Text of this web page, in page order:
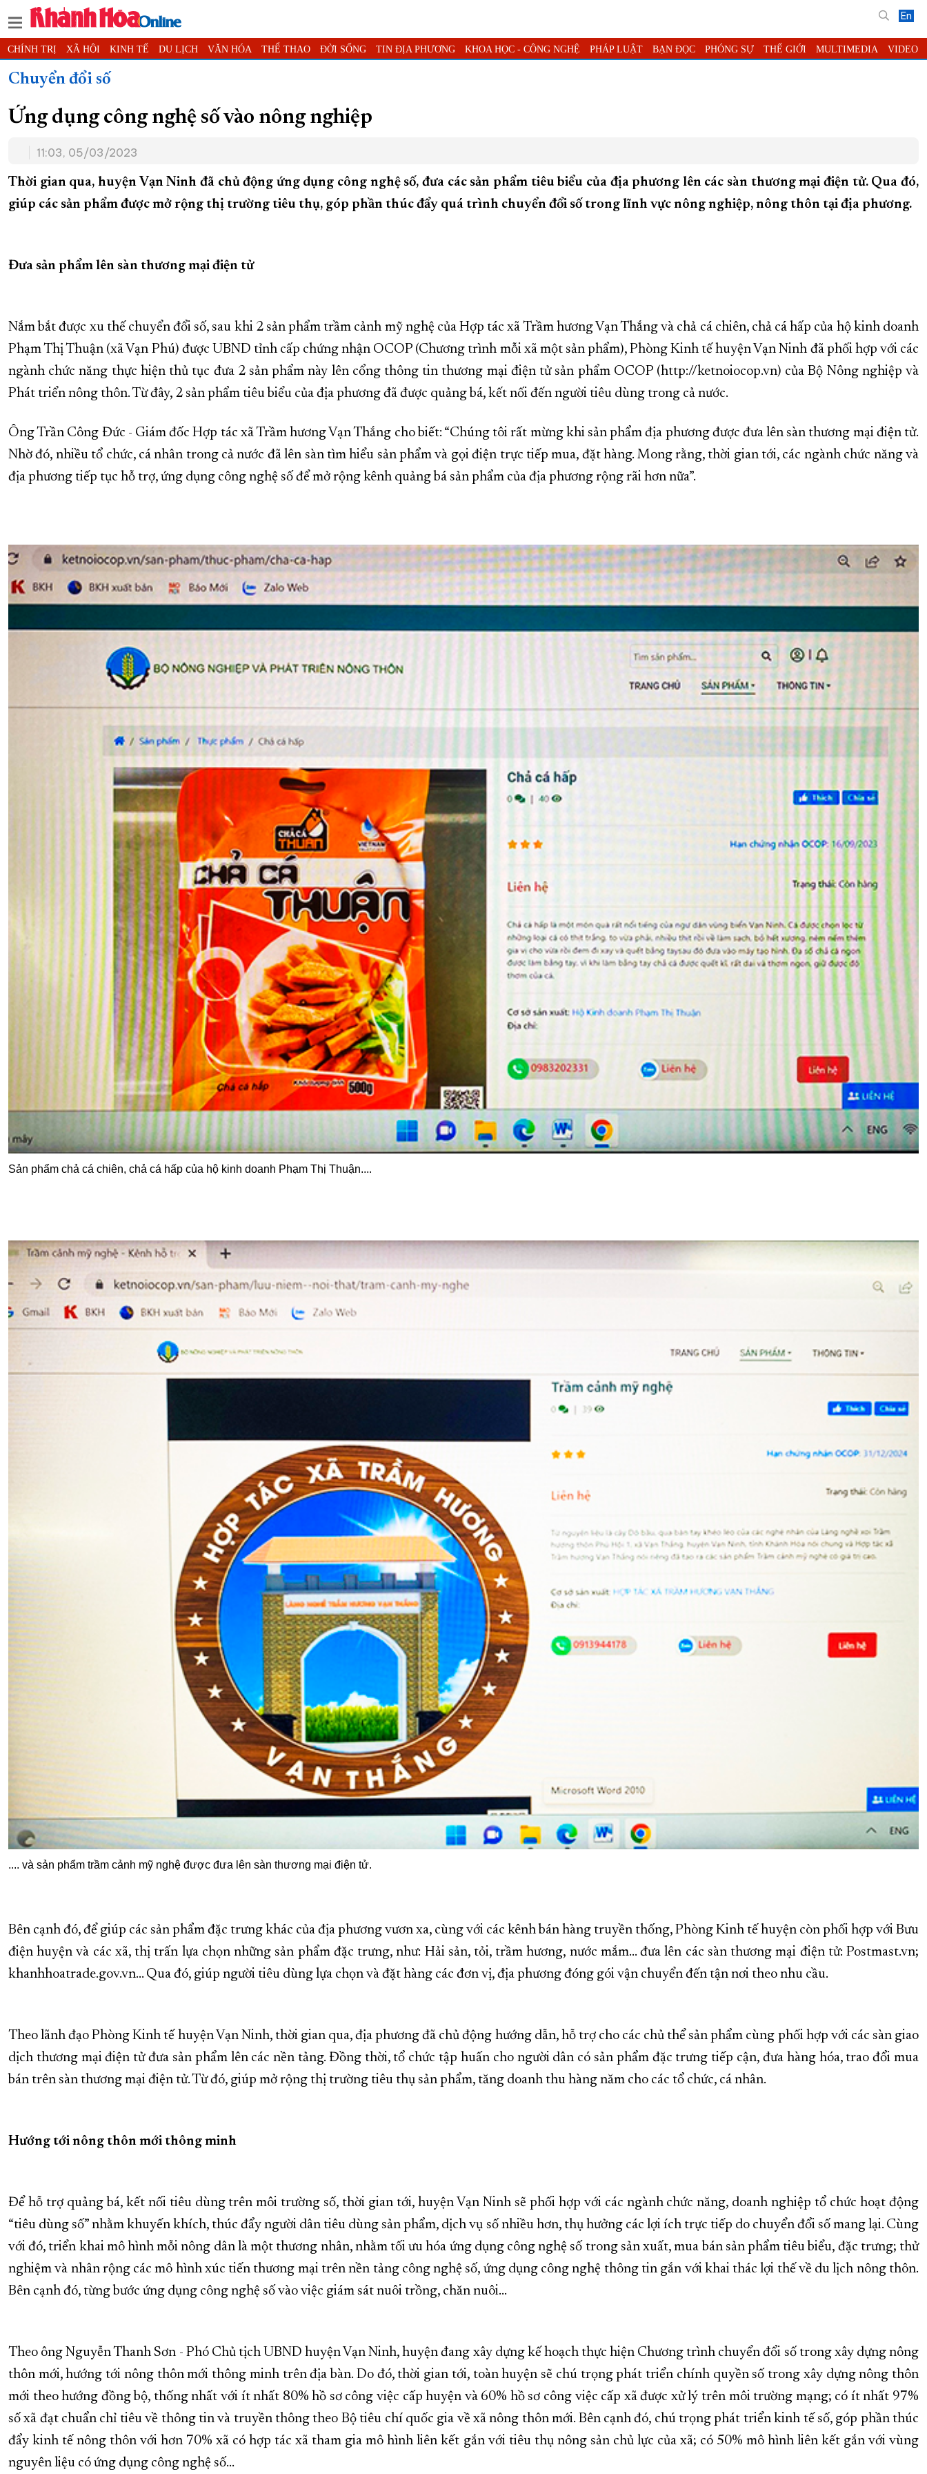
En
CHÍNH TRỊ XÃ HỘI KINH TẾ DU LỊCH VĂN HÓA THỂ THAO ĐỜI SỐNG TIN ĐỊA PHƯƠNG KHOA HỌC - CÔNG NGHỆ PHÁP LUẬT BẠN ĐỌC PHÓNG SỰ THẾ GIỚI MULTIMEDIA VIDEO
ĐỌC BÁO ONLINE PODCAST
XÂY DỰNG KHÁNH HÒA TRỞ THÀNH THÀNH PHỐ TRỰC THUỘC TRUNG ƯƠNG
Chuyển đổi số
Ứng dụng công nghệ số vào nông nghiệp
11:03, 05/03/2023
Thời gian qua, huyện Vạn Ninh đã chủ động ứng dụng công nghệ số, đưa các sản phẩm tiêu biểu của địa phương lên các sàn thương mại điện tử. Qua đó,
giúp các sản phẩm được mở rộng thị trường tiêu thụ, góp phần thúc đẩy quá trình chuyển đổi số trong lĩnh vực nông nghiệp, nông thôn tại địa phương.
Đưa sản phẩm lên sàn thương mại điện tử
Nắm bắt được xu thế chuyển đổi số, sau khi 2 sản phẩm trầm cảnh mỹ nghệ của Hợp tác xã Trầm hương Vạn Thắng và chả cá chiên, chả cá hấp của hộ kinh doanh
Phạm Thị Thuận (xã Vạn Phú) được UBND tỉnh cấp chứng nhận OCOP (Chương trình mỗi xã một sản phẩm), Phòng Kinh tế huyện Vạn Ninh đã phối hợp với các
ngành chức năng thực hiện thủ tục đưa 2 sản phẩm này lên cổng thông tin thương mại điện tử sản phẩm OCOP (http://ketnoiocop.vn) của Bộ Nông nghiệp và
Phát triển nông thôn. Từ đây, 2 sản phẩm tiêu biểu của địa phương đã được quảng bá, kết nối đến người tiêu dùng trong cả nước.
Ông Trần Công Đức - Giám đốc Hợp tác xã Trầm hương Vạn Thắng cho biết: “Chúng tôi rất mừng khi sản phẩm địa phương được đưa lên sàn thương mại điện tử.
Nhờ đó, nhiều tổ chức, cá nhân trong cả nước đã lên sàn tìm hiểu sản phẩm và gọi điện trực tiếp mua, đặt hàng. Mong rằng, thời gian tới, các ngành chức năng và
địa phương tiếp tục hỗ trợ, ứng dụng công nghệ số để mở rộng kênh quảng bá sản phẩm của địa phương rộng rãi hơn nữa”.
Sản phẩm chả cá chiên, chả cá hấp của hộ kinh doanh Phạm Thị Thuận....
.... và sản phẩm trầm cảnh mỹ nghệ được đưa lên sàn thương mại điện tử.
Bên cạnh đó, để giúp các sản phẩm đặc trưng khác của địa phương vươn xa, cùng với các kênh bán hàng truyền thống, Phòng Kinh tế huyện còn phối hợp với Bưu
điện huyện và các xã, thị trấn lựa chọn những sản phẩm đặc trưng, như: Hải sản, tỏi, trầm hương, nước mắm… đưa lên các sàn thương mại điện tử: Postmast.vn;
khanhhoatrade.gov.vn… Qua đó, giúp người tiêu dùng lựa chọn và đặt hàng các đơn vị, địa phương đóng gói vận chuyển đến tận nơi theo nhu cầu.
Theo lãnh đạo Phòng Kinh tế huyện Vạn Ninh, thời gian qua, địa phương đã chủ động hướng dẫn, hỗ trợ cho các chủ thể sản phẩm cùng phối hợp với các sàn giao
dịch thương mại điện tử đưa sản phẩm lên các nền tảng. Đồng thời, tổ chức tập huấn cho người dân có sản phẩm đặc trưng tiếp cận, đưa hàng hóa, trao đổi mua
bán trên sàn thương mại điện tử. Từ đó, giúp mở rộng thị trường tiêu thụ sản phẩm, tăng doanh thu hàng năm cho các tổ chức, cá nhân.
Hướng tới nông thôn mới thông minh
Để hỗ trợ quảng bá, kết nối tiêu dùng trên môi trường số, thời gian tới, huyện Vạn Ninh sẽ phối hợp với các ngành chức năng, doanh nghiệp tổ chức hoạt động
“tiêu dùng số” nhằm khuyến khích, thúc đẩy người dân tiêu dùng sản phẩm, dịch vụ số nhiều hơn, thụ hưởng các lợi ích trực tiếp do chuyển đổi số mang lại. Cùng
với đó, triển khai mô hình mỗi nông dân là một thương nhân, nhằm tối ưu hóa ứng dụng công nghệ số trong sản xuất, mua bán sản phẩm tiêu biểu, đặc trưng; thử
nghiệm và nhân rộng các mô hình xúc tiến thương mại trên nền tảng công nghệ số, ứng dụng công nghệ thông tin gắn với khai thác lợi thế về du lịch nông thôn.
Bên cạnh đó, từng bước ứng dụng công nghệ số vào việc giám sát nuôi trồng, chăn nuôi...
Theo ông Nguyễn Thanh Sơn - Phó Chủ tịch UBND huyện Vạn Ninh, huyện đang xây dựng kế hoạch thực hiện Chương trình chuyển đổi số trong xây dựng nông
thôn mới, hướng tới nông thôn mới thông minh trên địa bàn. Do đó, thời gian tới, toàn huyện sẽ chú trọng phát triển chính quyền số trong xây dựng nông thôn
mới theo hướng đồng bộ, thống nhất với ít nhất 80% hồ sơ công việc cấp huyện và 60% hồ sơ công việc cấp xã được xử lý trên môi trường mạng; có ít nhất 97%
số xã đạt chuẩn chỉ tiêu về thông tin và truyền thông theo Bộ tiêu chí quốc gia về xã nông thôn mới. Bên cạnh đó, chú trọng phát triển kinh tế số, góp phần thúc
đẩy kinh tế nông thôn với hơn 70% xã có hợp tác xã tham gia mô hình liên kết gắn với tiêu thụ nông sản chủ lực của xã; có 50% mô hình liên kết gắn với vùng
nguyên liệu có ứng dụng công nghệ số…